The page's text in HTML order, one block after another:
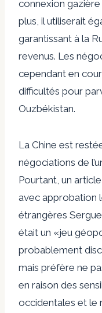
connexion gazière
plus, il utiliserait
garantissant à la
revenus. Les
cependant en
difficultés pour
Ouzbékistan.
La Chine est
négociations de
Pourtant, un
avec approbation
étrangères
était un «jeu
probablement
mais préfère ne
en raison des
occidentales et le